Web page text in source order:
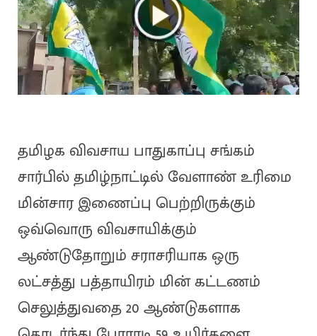
தமிழக விவசாய பாதுகாப்பு சங்கம்
சார்பில் தமிழ்நாட்டில் வேளாண் உரிமை
மின்சார இணைப்பு பெற்றிருக்கும்
ஒவ்வொரு விவசாயிக்கும்
ஆண்டுதோறும் சராசரியாக ஒரு
லட்சத்து பத்தாயிரம் மின் கட்டணம்
செலுத்துவதை 20 ஆண்டுகளாக